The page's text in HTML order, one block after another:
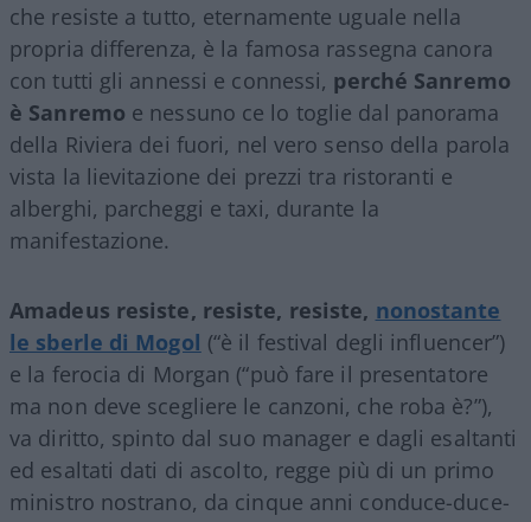
che resiste a tutto, eternamente uguale nella
propria differenza, è la famosa rassegna canora
con tutti gli annessi e connessi, perché Sanremo
è Sanremo e nessuno ce lo toglie dal panorama
della Riviera dei fuori, nel vero senso della parola
vista la lievitazione dei prezzi tra ristoranti e
alberghi, parcheggi e taxi, durante la
manifestazione.
Amadeus resiste, resiste, resiste, nonostante
le sberle di Mogol (“è il festival degli influencer”)
e la ferocia di Morgan (“può fare il presentatore
ma non deve scegliere le canzoni, che roba è?”),
va diritto, spinto dal suo manager e dagli esaltanti
ed esaltati dati di ascolto, regge più di un primo
ministro nostrano, da cinque anni conduce-duce-